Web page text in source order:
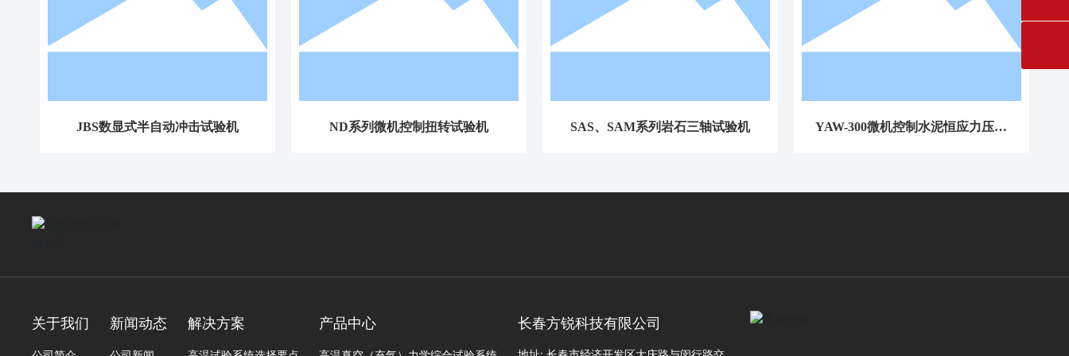
JBS数显式半自动冲击试验机 ND系列微机控制扭转试验机 SAS、SAM系列岩石三轴试验机
YAW-300微机控制水泥恒应力压力
关于我们 新闻动态 解决方案 产品中心 长春方锐科技有限公司